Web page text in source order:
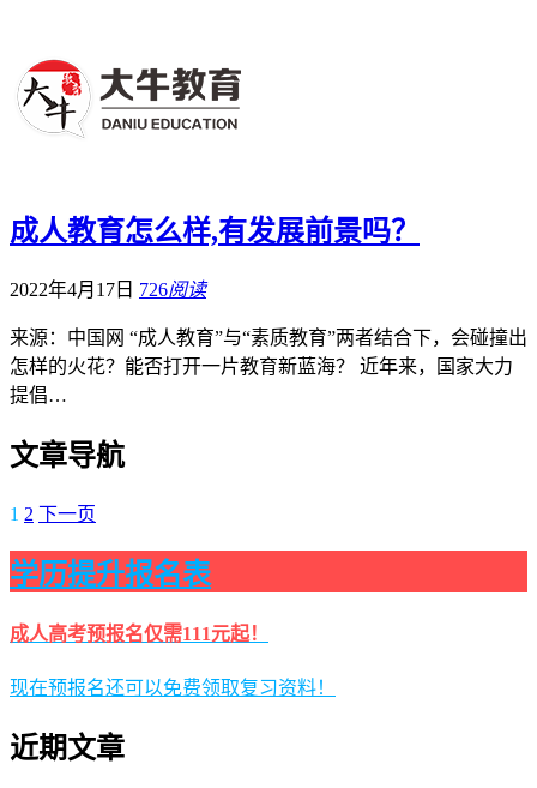
成人教育怎么样,有发展前景吗？
2022年4月17日 726阅读
来源：中国网 “成人教育”与“素质教育”两者结合下，会碰撞出
怎样的火花？能否打开一片教育新蓝海？ 近年来，国家大力
提倡…
文章导航
1 2 下一页
学历提升报名表
成人高考预报名仅需111元起！
现在预报名还可以免费领取复习资料！
近期文章